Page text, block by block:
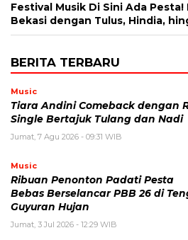
Festival Musik Di Sini Ada Pesta!
Bekasi dengan Tulus, Hindia,
BERITA TERBARU
Music
Tiara Andini Comeback dengan
Single Bertajuk Tulang dan Nadi
Jumat, 7 Agu 2026 - 09:31 WIB
Music
Ribuan Penonton Padati Pesta
Bebas Berselancar PBB 26 di
Guyuran Hujan
Jumat, 3 Jul 2026 - 12:29 WIB